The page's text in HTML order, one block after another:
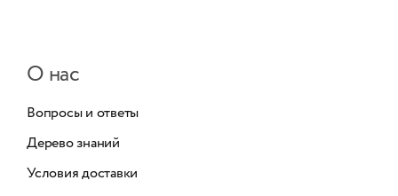
О нас
Вопросы и ответы
Дерево знаний
Условия доставки